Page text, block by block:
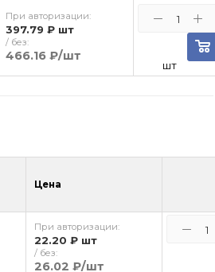
При авторизации:
397.79 ₽ шт
/ без:
466.16 ₽/шт
шт
Цена
При авторизации:
22.20 ₽ шт
/ без:
26.02 ₽/шт